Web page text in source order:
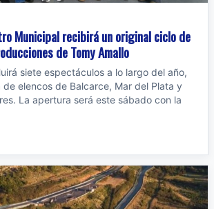
Municipal recibirá un original ciclo de
de Tomy Amallo
siete espectáculos a lo largo del año,
elencos de Balcarce, Mar del Plata y
La apertura será este sábado con la